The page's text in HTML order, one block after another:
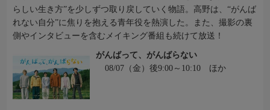
らしい生き方”を少しずつ取り戻していく物語。高野は、“がんば
れない自分”に焦りを抱える青年役を熱演した。また、撮影の裏
側やインタビューを含むメイキング番組も続けて放送！
がんばって、がんばらない
08/07（金）後9:00～10:10 ほか